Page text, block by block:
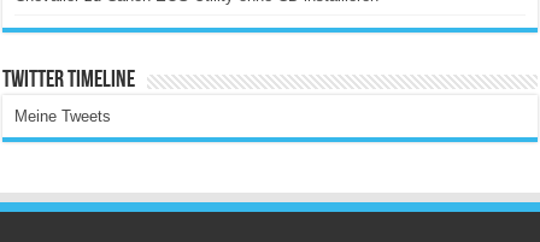
Twitter Timeline
Meine Tweets